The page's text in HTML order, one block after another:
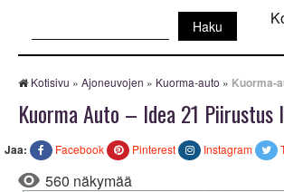
Kotisivu » Ajoneuvojen » Kuorma-auto » Kuorma-
Kuorma Auto – Idea 21 Piirustus
Jaa: Facebook Pinterest Instagram
560 näkymää